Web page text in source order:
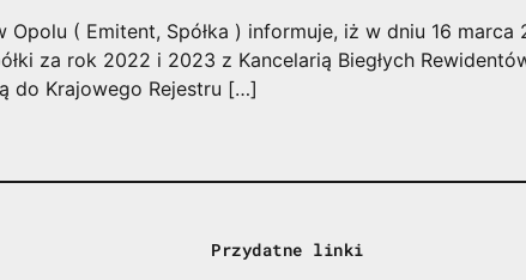
Opolu ( Emitent, Spółka ) informuje, iż w dniu 16
za rok 2022 i 2023 z Kancelarią Biegłych
do Krajowego Rejestru […]
Przydatne linki